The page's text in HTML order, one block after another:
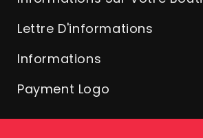
Lettre D'informations
Informations
Payment Logo